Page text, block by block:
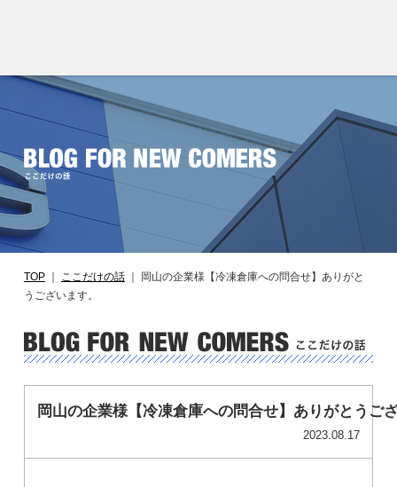
TOP｜ ここだけの話｜
岡山の企業様【冷凍倉庫への問合せ】ありがと
うございます。
岡山の企業様【冷凍倉庫への問合せ】ありがとうご
2023.08.17